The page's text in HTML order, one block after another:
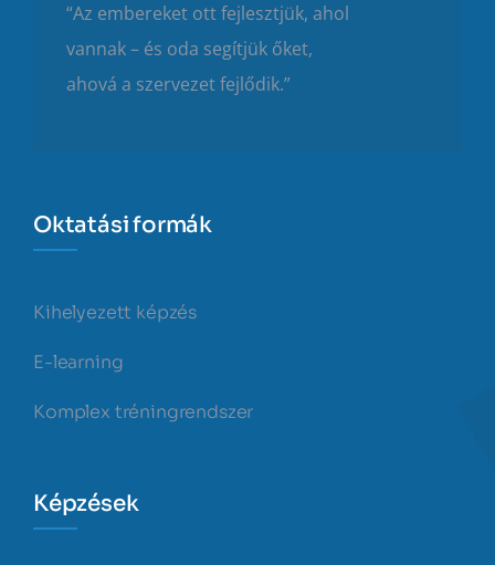
“Az embereket ott fejlesztjük, ahol
vannak – és oda segítjük őket,
ahová a szervezet fejlődik.”
Oktatási formák
Kihelyezett képzés
E-learning
Komplex tréningrendszer
Képzések